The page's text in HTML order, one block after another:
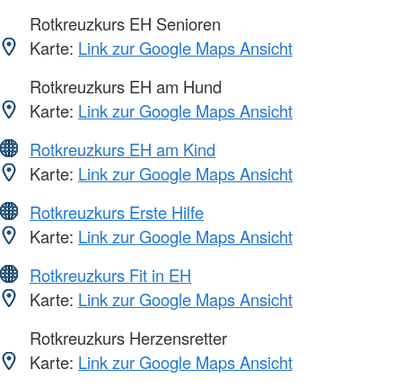
Rotkreuzkurs EH Senioren
Karte: Link zur Google Maps Ansicht
Rotkreuzkurs EH am Hund
Karte: Link zur Google Maps Ansicht
Rotkreuzkurs EH am Kind
Karte: Link zur Google Maps Ansicht
Rotkreuzkurs Erste Hilfe
Karte: Link zur Google Maps Ansicht
Rotkreuzkurs Fit in EH
Karte: Link zur Google Maps Ansicht
Rotkreuzkurs Herzensretter
Karte: Link zur Google Maps Ansicht